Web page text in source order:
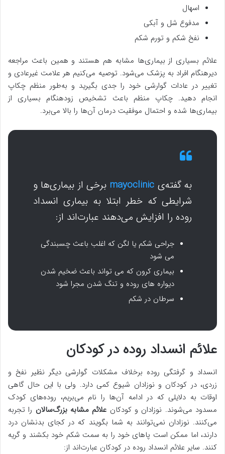
اسهال
مدفوع شل و آبکی
نفخ شکم و تورم شکم
علائم بسیاری از بیماری‌ها مشابه هم هستند و همین باعث مراجعه
دیرهنگام افراد به پزشک می‌شود. توصیه می‌کنیم هر علامت غیرعادی و
تغییر در عادات گوارشی خود را جدی بگیرید و به‌طور منظم چکاپ
انجام دهید. چکاپ منظم باعث تشخیص زودهنگام بسیاری از
بیماری‌ها شده و احتمال موفقیت درمان آن‌ها را بالا می‌برد.
به گفته‌ی mayoclinic برخی از بیماری‌ها و
شرایطی که خطر ابتلا به بیماری انسداد
روده را افزایش می‌دهند عبارت‌اند از:
جراحی شکم یا لگن که اغلب باعث چسبندگی
می شود
بیماری کرون که می تواند باعث ضخیم شدن
دیواره های روده و تنگ شدن مجرا شود
سرطان در شکم
علائم انسداد روده در کودکان
انسداد و گرفتگی روده برخلاف مشکلات گوارشی دیگر نظیر نفخ و
زردی، در کودکان و نوزادان شیوع کمی دارد. ولی با این حال گاهی
اوقات به دلایلی که در ادامه آن‌ها را نام می‌بریم، روده‌های کودک
مسدود می‌شوند. نوزادان و کودکان علائم مشابه بزرگ‌سالان را تجربه
می‌کنند. نوزادان نمی‌توانند به شما بگویند که در کجای بدنشان درد
دارند، اما ممکن است پاهای خود را به سمت شکم خود بکشند و گریه
کنند. سایر علائم انسداد روده در کودکان عبارت‌اند از: